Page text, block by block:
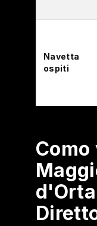
Navetta
ospiti
Como